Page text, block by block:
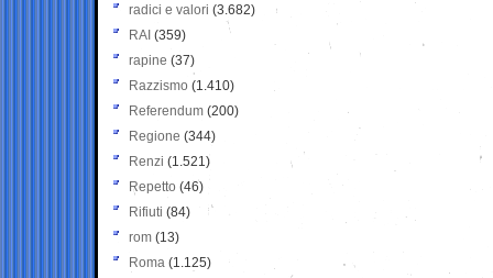
radici e valori (3.682)
RAI (359)
rapine (37)
Razzismo (1.410)
Referendum (200)
Regione (344)
Renzi (1.521)
Repetto (46)
Rifiuti (84)
rom (13)
Roma (1.125)